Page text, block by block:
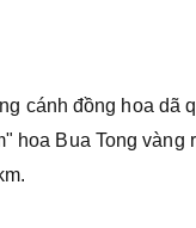
cánh đồng hoa dã
hoa Bua Tong vàng